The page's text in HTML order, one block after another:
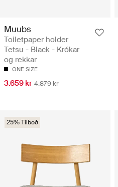
Muubs
Toiletpaper holder
Tetsu - Black - Krókar
og rekkar
ONE SIZE
3.659 kr 4.879 kr
25% Tilboð